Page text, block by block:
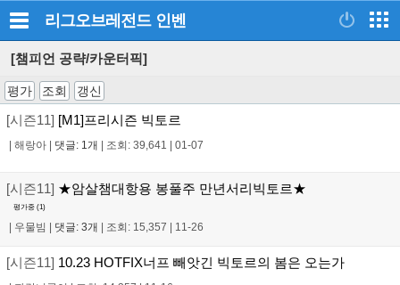
리그오브레전드 인벤
[챔피언 공략/카운터픽]
평가 조회 갱신
[시즌11] [M1]프리시즌 빅토르
해랑아 댓글: 1개 조회: 39,641 01-07
[시즌11] ★암살챔대항용 봉풀주 만년서리빅토르★
평가중 (1)
우물빔 댓글: 3개 조회: 15,357 11-26
[시즌11] 10.23 HOTFIX너프 빼앗긴 빅토르의 봄은 오는가